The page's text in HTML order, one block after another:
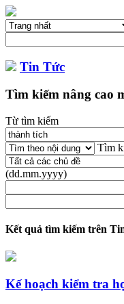
Tin Tức
Tìm kiếm nâng cao
Từ tìm kiếm
Tìm
(dd.mm.yyyy)
Kết quả tìm kiếm trên
Kế hoạch kiểm tra